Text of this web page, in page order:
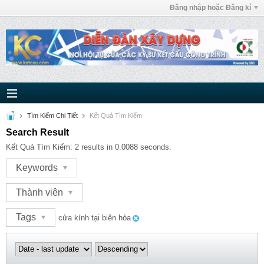
Đăng nhập hoặc Đăng kí
Tìm Kiếm Chi Tiết Kết Quả Tìm Kiếm
Search Result
Kết Quả Tìm Kiếm: 2 results in 0.0088 seconds.
Keywords
Thành viên
Tags cửa kính tại biên hòa